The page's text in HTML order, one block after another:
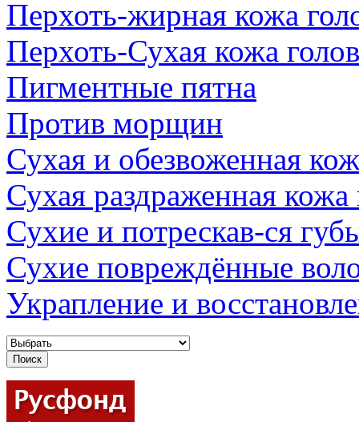
Перхоть-жирная кожа
Перхоть-Сухая кожа
Пигментные пятна
Против морщин
Сухая и обезвоженная
Сухая раздраженная кожа
Сухие и потрескав-ся
Сухие повреждённые
Украпление и